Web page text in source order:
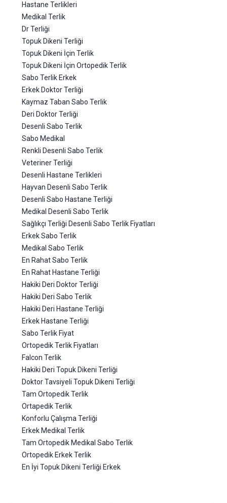
Hastane Terlikleri
Medikal Terlik
Dr Terliği
Topuk Dikeni Terliği
Topuk Dikeni İçin Terlik
Topuk Dikeni İçin Ortopedik Terlik
Sabo Terlik Erkek
Erkek Doktor Terliği
Kaymaz Taban Sabo Terlik
Deri Doktor Terliği
Desenli Sabo Terlik
Sabo Medikal
Renkli Desenli Sabo Terlik
Veteriner Terliği
Desenli Hastane Terlikleri
Hayvan Desenli Sabo Terlik
Desenli Sabo Hastane Terliği
Medikal Desenli Sabo Terlik
Sağlıkçı Terliği Desenli Sabo Terlik Fiyatları
Erkek Sabo Terlik
Medikal Sabo Terlik
En Rahat Sabo Terlik
En Rahat Hastane Terliği
Hakiki Deri Doktor Terliği
Hakiki Deri Sabo Terlik
Hakiki Deri Hastane Terliği
Erkek Hastane Terliği
Sabo Terlik Fiyat
Ortopedik Terlik Fiyatları
Falcon Terlik
Hakiki Deri Topuk Dikeni Terliği
Doktor Tavsiyeli Topuk Dikeni Terliği
Tam Ortopedik Terlik
Ortapedik Terlik
Konforlu Çalışma Terliği
Erkek Medikal Terlik
Tam Ortopedik Medikal Sabo Terlik
Ortopedik Erkek Terlik
En İyi Topuk Dikeni Terliği Erkek